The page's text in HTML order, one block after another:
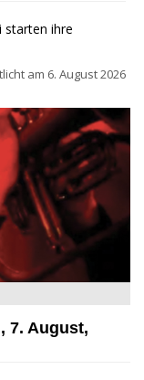
starten ihre
am 6. August 2026
Festival
7. August,